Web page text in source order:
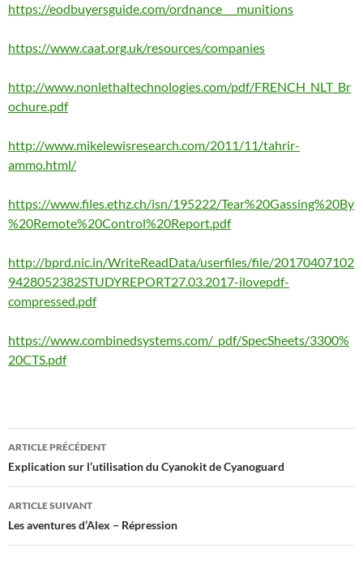
https://eodbuyersguide.com/ordnance___munitions
https://www.caat.org.uk/resources/companies
http://www.nonlethaltechnologies.com/pdf/FRENCH_NLT_Br
ochure.pdf
http://www.mikelewisresearch.com/2011/11/tahrir-
ammo.html/
https://www.files.ethz.ch/isn/195222/Tear%20Gassing%20By
%20Remote%20Control%20Report.pdf
http://bprd.nic.in/WriteReadData/userfiles/file/20170407102
9428052382STUDYREPORT27.03.2017-ilovepdf-
compressed.pdf
https://www.combinedsystems.com/_pdf/SpecSheets/3300%
20CTS.pdf
Navigation
des
articles
ARTICLE PRÉCÉDENT
Explication sur l’utilisation du Cyanokit de Cyanoguard
ARTICLE SUIVANT
Les aventures d’Alex – Répression